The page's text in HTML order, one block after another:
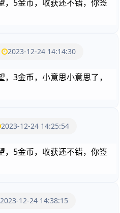
，5金币，收获还不错，你签
2023-12-24 14:14:30
3金币，小意思小意思了，
2023-12-24 14:25:54
，5金币，收获还不错，你签
2023-12-24 14:38:15